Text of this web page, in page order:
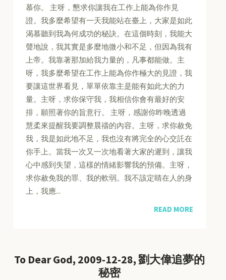
慕你。 主呀，懇求你讓我在工作上能為你作見
證。我多麼希望有一天我能站在臺上，大家是如此
渴慕聽到我為何成功的秘訣。在這個時刻，我能大
聲地說，我其實是多麼地微小和不足，但因為我有
上帝。我靠著那加給我力量的，凡事都能做。主
呀，我多麼希望在工作上能為你作極大的見證，我
要讓這世界看見，單單依靠主是能有如此大的力
量。主呀，求你保守我，我相信你會有最好的安
排，願照著你的旨意行。 主呀，感謝你昨晚透過
慧柔來提醒我要調整晨禱的內容。主呀，求你赦免
我，我是如此地不足，我也沒有將完全的心交託在
你手上。當我一次又一次地看著大家的遲到，讓我
心中感到失望，這樣的情緒影響我的預備。主呀，
求你赦免我的罪、我的軟弱。我不該定睛在人的身
上，我應...
READ MORE
To Dear God, 2009-12-28, 劉大偉追夢的
秘密